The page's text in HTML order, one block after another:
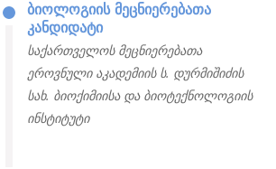
ბიოლოგიის მეცნიერებათა
კანდიდატი
საქართველოს მეცნიერებათა
ეროვნული აკადემიის ს. დურმიშიძის
სახ. ბიოქიმიისა და ბიოტექნოლოგიის
ინსტიტუტი